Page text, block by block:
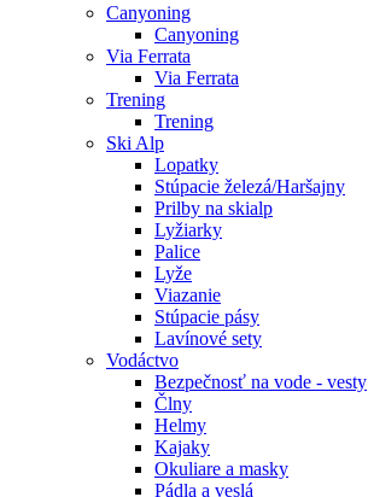
Canyoning
Canyoning
Via Ferrata
Via Ferrata
Trening
Trening
Ski Alp
Lopatky
Stúpacie železá/Haršajny
Prilby na skialp
Lyžiarky
Palice
Lyže
Viazanie
Stúpacie pásy
Lavínové sety
Vodáctvo
Bezpečnosť na vode - vesty
Člny
Helmy
Kajaky
Okuliare a masky
Pádla a veslá